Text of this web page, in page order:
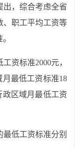
出，综合考虑全省
、职工平均工资等
资标准2000元，
最低工资标准18
政区域月最低工资
低工资标准分别